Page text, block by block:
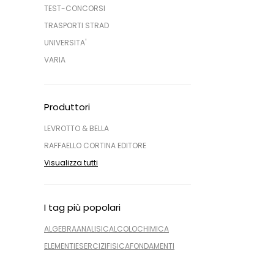
TEST-CONCORSI
TRASPORTI STRAD
UNIVERSITA'
VARIA
Produttori
LEVROTTO & BELLA
RAFFAELLO CORTINA EDITORE
Visualizza tutti
I tag più popolari
ALGEBRAANALISICALCOLOCHIMICA
ELEMENTIESERCIZIFISICAFONDAMENTI